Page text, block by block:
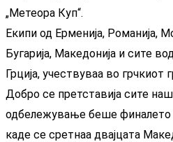
„Метеора Куп“.
Екипи од Ерменија, Романија,
Бугарија, Македонија и сите
Грција, учествуваа во грчкиот
Добро се претставија сите
одбележување беше финалето
каде се сретнаа двајцата